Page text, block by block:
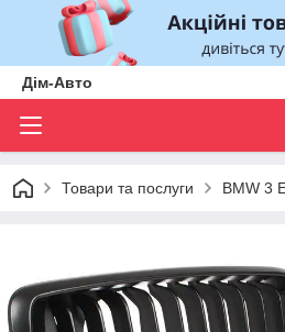
Дім-Авто
Товари та послуги BMW 3